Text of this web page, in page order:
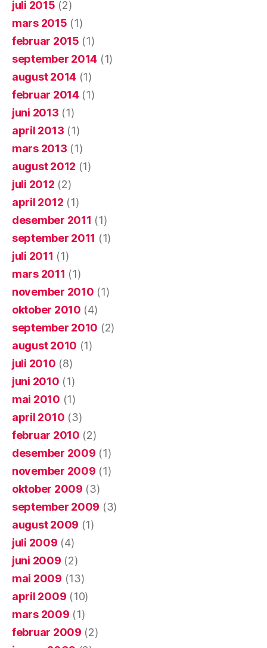
juli 2015 (2)
mars 2015 (1)
februar 2015 (1)
september 2014 (1)
august 2014 (1)
februar 2014(1)
juni 2013 (1)
april 2013 (1)
mars 2013 (1)
august 2012 (1)
juli 2012 (2)
april 2012 (1)
desember 2011 (1)
september 2011 (1)
juli 2011 (1)
mars 2011 (1)
november 2010 (1)
oktober 2010 (4)
september 2010 (2)
august 2010 (1)
juli 2010 (8)
juni 2010 (1)
mai 2010 (1)
april 2010 (3)
februar 2010 (2)
desember 2009 (1)
november 2009 (1)
oktober 2009 (3)
september 2009 (3)
august 2009 (1)
juli 2009 (4)
juni 2009 (2)
mai 2009 (13)
april 2009 (10)
mars 2009 (1)
februar 2009 (2)